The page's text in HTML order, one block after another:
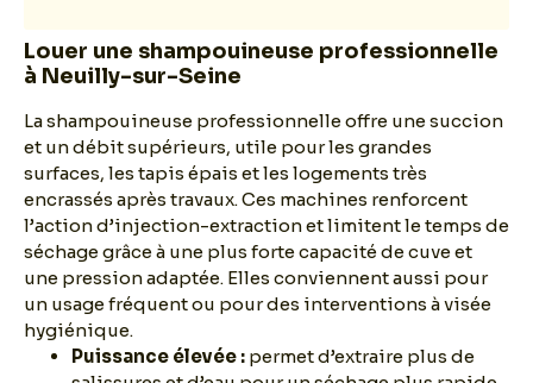
Louer une shampouineuse professionnelle
à Neuilly-sur-Seine
La shampouineuse professionnelle offre une succion
et un débit supérieurs, utile pour les grandes
surfaces, les tapis épais et les logements très
encrassés après travaux. Ces machines renforcent
l’action d’injection-extraction et limitent le temps de
séchage grâce à une plus forte capacité de cuve et
une pression adaptée. Elles conviennent aussi pour
un usage fréquent ou pour des interventions à visée
hygiénique.
Puissance élevée : permet d’extraire plus de